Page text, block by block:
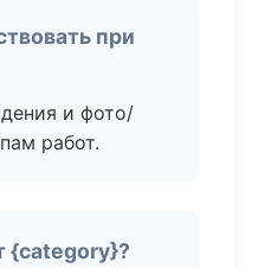
при
и фото/
работ.
{category}?